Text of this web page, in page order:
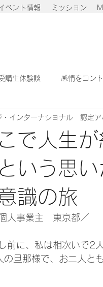
ベント情報 ミッション
講生体験談 感情をコン
でいる より良い地球へ
で人生
いう思
識の旅
・インターナショナル 認定
人事業主　東京都／
前に、私は相次いで2
旦那様で、お二人と